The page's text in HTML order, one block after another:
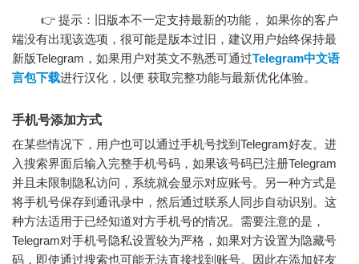
👉 提示：旧版本不一定支持最新的功能， 如果你的客户
端没有出现该选项，很可能是版本过旧，建议用户始终保持最
新版Telegram，如果用户对英文不熟悉可通过Telegram中文语
言包下载进行汉化，以便 获取完整功能与最新优化体验。
手机号添加方式
在某些情况下，用户也可以通过手机号找到Telegram好友。进
入搜索界面后输入完整手机号码，如果该号码已注册Telegram
并且未限制隐私访问，系统就会显示对应账号。另一种方式是
将手机号保存到通讯录中，然后通过联系人同步自动识别。这
种方法适用于已经知道对方手机号的情况。需要注意的是，
Telegram对手机号隐私设置较为严格，如果对方设置为隐藏号
码，即使通过搜索也可能无法直接找到账号。因此在添加好友